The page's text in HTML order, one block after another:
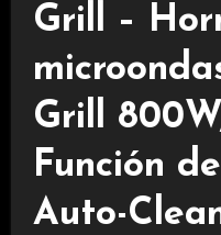
Grill –
Grill
Función
Auto-